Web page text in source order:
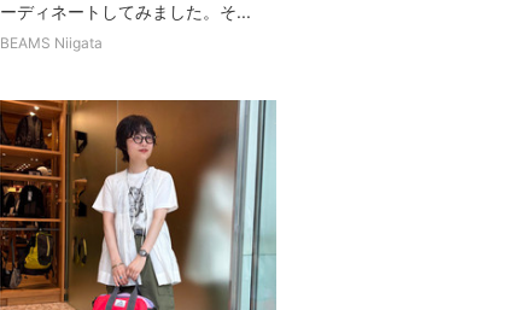
ーディネートしてみました。そ...
BEAMS Niigata